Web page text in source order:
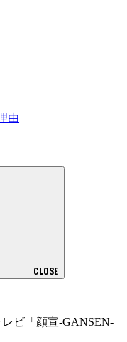
由
CLOSE
ビ「顔宣-GANSEN-